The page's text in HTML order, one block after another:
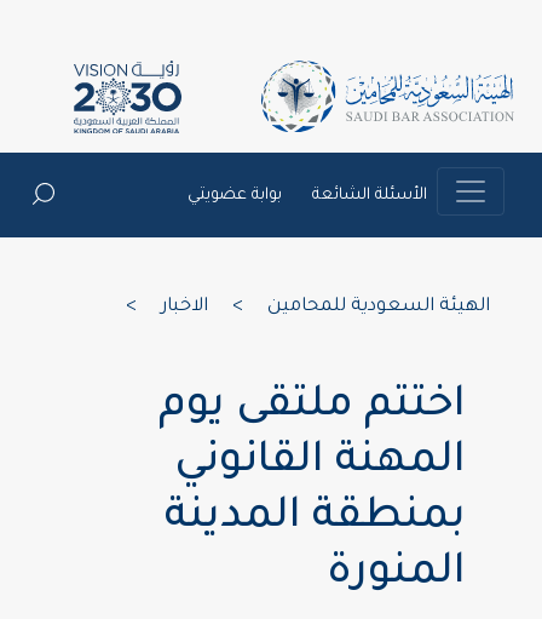
الأسئلة الشائعة بوابة عضويتي
الهيئة السعودية للمحامين الاخبار
اختتم ملتقى يوم
المهنة القانوني
بمنطقة المدينة
المنورة